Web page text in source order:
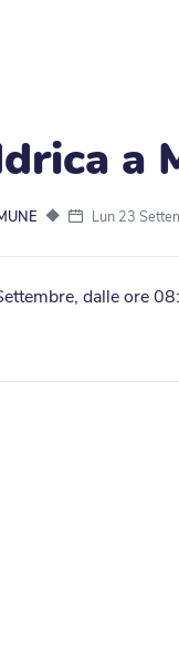
a
◆ Lun 23
dalle ore